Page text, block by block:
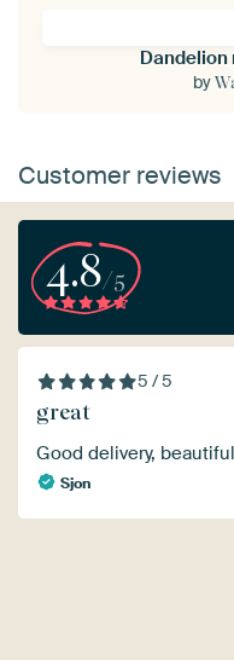
by
Customer reviews
4.8/5
5 / 5
great
Good delivery,
Sjon